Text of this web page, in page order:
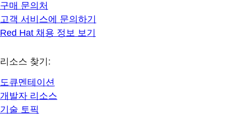
구매 문의처
고객 서비스에 문의하기
Red Hat 채용 정보 보기
리소스 찾기:
도큐멘테이션
개발자 리소스
기술 토픽